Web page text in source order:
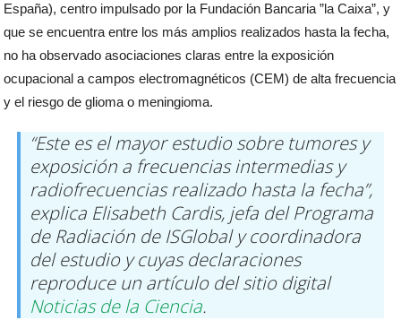
España), centro impulsado por la Fundación Bancaria ”la Caixa”, y
que se encuentra entre los más amplios realizados hasta la fecha,
no ha observado asociaciones claras entre la exposición
ocupacional a campos electromagnéticos (CEM) de alta frecuencia
y el riesgo de glioma o meningioma.
“Este es el mayor estudio sobre tumores y
exposición a frecuencias intermedias y
radiofrecuencias realizado hasta la fecha”,
explica Elisabeth Cardis, jefa del Programa
de Radiación de ISGlobal y coordinadora
del estudio y cuyas declaraciones
reproduce un artículo del sitio digital
Noticias de la Ciencia.